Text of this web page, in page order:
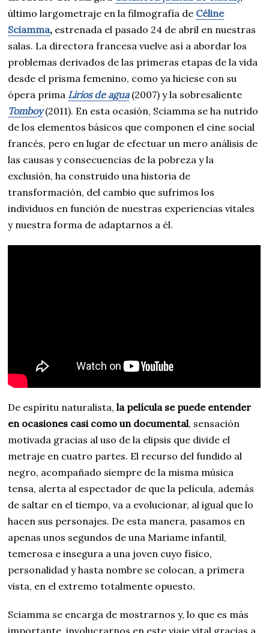
último largometraje en la filmografía de Céline
Sciamma, estrenada el pasado 24 de abril en nuestras
salas. La directora francesa vuelve así a abordar los
problemas derivados de las primeras etapas de la vida
desde el prisma femenino, como ya hiciese con su
ópera prima Lirios de agua(2007) y la sobresaliente
Tomboy(2011). En esta ocasión, Sciamma se ha nutrido
de los elementos básicos que componen el cine social
francés, pero en lugar de efectuar un mero análisis de
las causas y consecuencias de la pobreza y la
exclusión, ha construido una historia de
transformación, del cambio que sufrimos los
individuos en función de nuestras experiencias vitales
y nuestra forma de adaptarnos a él.
De espíritu naturalista,la película se puede entender
en ocasiones casi como un documental, sensación
motivada gracias al uso de la elipsis que divide el
metraje en cuatro partes. El recurso del fundido al
negro, acompañado siempre de la misma música
tensa, alerta al espectador de que la película, además
de saltar en el tiempo, va a evolucionar, al igual que lo
hacen sus personajes. De esta manera, pasamos en
apenas unos segundos de una Mariame infantil,
temerosa e insegura a una joven cuyo físico,
personalidad y hasta nombre se colocan, a primera
vista, en el extremo totalmente opuesto.
Sciamma se encarga de mostrarnos y, lo que es más